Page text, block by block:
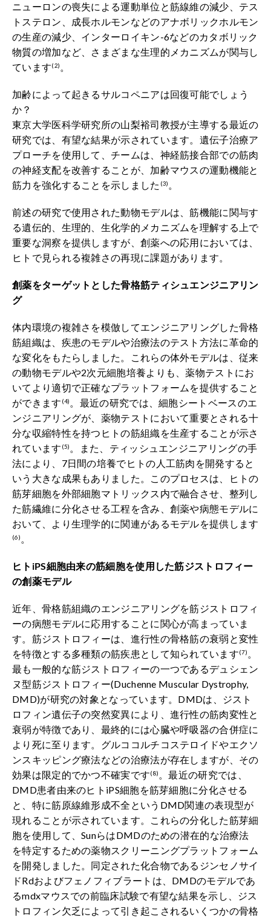
ニューロンの喪失による運動単位と筋線維の減少、テス
トステロン、成長ホルモンなどのアナボリックホルモン
の生産の減少、インターロイキン-6などのカタボリック
物質の増加など、さまざまな生理的メカニズムが関与し
ています(2) 。
加齢によって起きるサルコペニアは回復可能でしょう
か？
東京大学医科学研究所の山梨裕司教授が主導する最近の
研究では、有望な結果が示されています。遺伝子治療ア
プローチを使用して、チームは、神経筋接合部での筋肉
の神経支配を改善することが、加齢マウスの運動機能と
筋力を強化することを示しました (3) 。
前述の研究で使用された動物モデルは、筋機能に関与す
る遺伝的、生理的、生化学的メカニズムを理解する上で
重要な洞察を提供しますが、創薬への応用においては、
ヒトで見られる複雑さの再現に課題があります。
創薬をターゲットとした骨格筋ティシュエンジニアリン
グ
体内環境の複雑さを模倣してエンジニアリングした骨格
筋組織は、疾患のモデルや治療法のテスト方法に革命的
な変化をもたらしました。これらの体外モデルは、従来
の動物モデルや2次元細胞培養よりも、薬物テストにお
いてより適切で正確なプラットフォームを提供すること
ができます (4) 。最近の研究では、細胞シートベースのエ
ンジニアリングが、薬物テストにおいて重要とされる十
分な収縮特性を持つヒトの筋組織を生産することが示さ
れています (5) 。また、ティッシュエンジニアリングの手
法により、7日間の培養でヒトの人工筋肉を開発すると
いう大きな成果もありました。このプロセスは、ヒトの
筋芽細胞を外部細胞マトリックス内で融合させ、整列し
た筋繊維に分化させる工程を含み、創薬や病態モデルに
おいて、より生理学的に関連があるモデルを提供します
(6) 。
ヒトiPS細胞由来の筋細胞を使用した筋ジストロフィー
の創薬モデル
近年、骨格筋組織のエンジニアリングを筋ジストロフィ
ーの病態モデルに応用することに関心が高まっていま
す。筋ジストロフィーは、進行性の骨格筋の衰弱と変性
を特徴とする多種類の筋疾患として知られています(7) 。
最も一般的な筋ジストロフィーの一つであるデュシェン
ヌ型筋ジストロフィー(Duchenne Muscular Dystrophy,
DMD)が研究の対象となっています。DMDは、ジスト
ロフィン遺伝子の突然変異により、進行性の筋肉変性と
衰弱が特徴であり、最終的には心臓や呼吸器の合併症に
より死に至ります。グルココルチコステロイドやエクソ
ンスキッピング療法などの治療法が存在しますが、その
効果は限定的でかつ不確実です(8) 。最近の研究では、
DMD患者由来のヒトiPS細胞を筋芽細胞に分化させる
と、特に筋原線維形成不全というDMD関連の表現型が
現れることが示されています。これらの分化した筋芽細
胞を使用して、SunらはDMDのための潜在的な治療法
を特定するための薬物スクリーニングプラットフォーム
を開発しました。同定された化合物であるジンセノサイ
ドRdおよびフェノフィブラートは、DMDのモデルであ
るmdxマウスでの前臨床試験で有望な結果を示し、ジス
トロフィン欠乏によって引き起こされるいくつかの骨格